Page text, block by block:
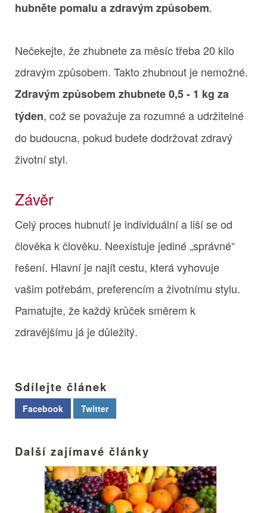
hubněte pomalu a zdravým způsobem.
Nečekejte, že zhubnete za měsíc třeba 20 kilo
zdravým způsobem. Takto zhubnout je nemožné.
Zdravým způsobem zhubnete 0,5 - 1 kg za
týden, což se považuje za rozumné a udržitelné
do budoucna, pokud budete dodržovat zdravý
životní styl.
Závěr
Celý proces hubnutí je individuální a liší se od
člověka k člověku. Neexistuje jediné „správné“
řešení. Hlavní je najít cestu, která vyhovuje
vašim potřebám, preferencím a životnímu stylu.
Pamatujte, že každý krůček směrem k
zdravějšímu já je důležitý.
Sdílejte článek
Facebook Twitter
Další zajímavé články